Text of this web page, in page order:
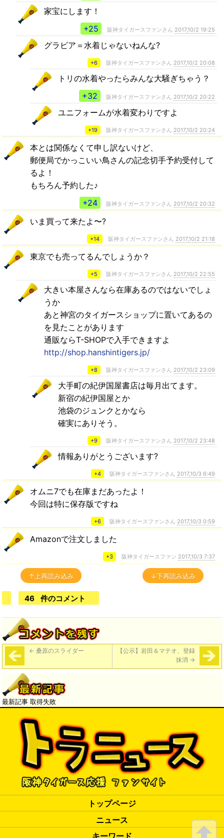
家宝にします！
+25
阪神タイガースファンさん 2017,10/2 19:25
グラビア＝水着じゃないねんな?
+6 阪神タイガースファンさん 2017,10/2 20:08
トリの水着やったらみんな大騒ぎちゃう？
+32
阪神タイガースファンさん 2017,10/2 20:22
ユニフォームが水着変わりですよ
+19 阪神タイガースファンさん 2017,10/2 20:24
本とは関係なくて申し訳ないけど、
郵便局でかっこいい鳥さんの記念切手予約受付して
るよ！
もちろん予約した♪
+24
阪神タイガースファンさん 2017,10/2 20:32
いま買って来たよ〜?
+14 阪神タイガースファンさん 2017,10/2 21:18
東京でも売ってるんでしょうか？
+5 阪神タイガースファンさん 2017,10/2 22:55
大きい本屋さんなら在庫あるのではないでしょ
うか
あと神宮のタイガースショップに置いてあるの
を見たことがあります
通販ならT-SHOPで入手できますよ
http://shop.hanshintigers.jp/
+8 阪神タイガースファンさん 2017,10/2 23:09
大手町の紀伊国屋書店は毎月出てます。
新宿の紀伊国屋とか
池袋のジュンクとかなら
確実にありそう。
+9 阪神タイガースファンさん 2017,10/2 23:48
情報ありがとうございます?
+4 阪神タイガースファンさん 2017,10/3 6:49
オムニ7でも在庫まだあったよ！
今回は特に保存版ですね
+6 阪神タイガースファンさん 2017,10/3 0:59
Amazonで注文しました
+3 阪神タイガースファン 2017,10/3 7:37
↑上再読み込み ↓下再読み込み
46 件のコメント
← 桑原のスライダー
【公示】岩田＆マテオ、登録
抹消 →
最新記事 取得失敗
トップページ
ニュース